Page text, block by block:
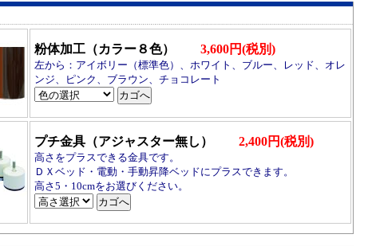
粉体加工（カラー８色） 3,600円(税別)
左から：アイボリー（標準色）、ホワイト、ブルー、レッド、オレ
ンジ、ピンク、ブラウン、チョコレート
プチ金具（アジャスター無し） 2,400円(税別)
高さをプラスできる金具です。
ＤＸベッド・電動・手動昇降ベッドにプラスできます。
高さ5・10cmをお選びください。